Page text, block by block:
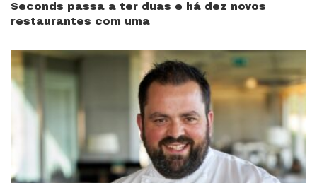
Seconds passa a ter duas e há dez novos
restaurantes com uma